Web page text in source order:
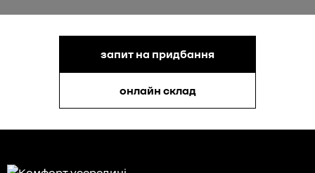
запит на придбання
онлайн склад